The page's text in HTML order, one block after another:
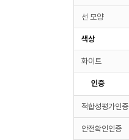
선 모양
색상
화이트
인증
적합성평가인증
안전확인인증